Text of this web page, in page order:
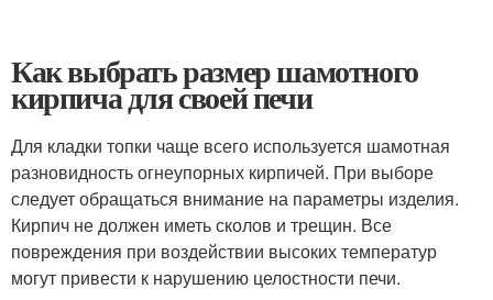
Как выбрать размер шамотного
кирпича для своей печи
Для кладки топки чаще всего используется шамотная
разновидность огнеупорных кирпичей. При выборе
следует обращаться внимание на параметры изделия.
Кирпич не должен иметь сколов и трещин. Все
повреждения при воздействии высоких температур
могут привести к нарушению целостности печи.